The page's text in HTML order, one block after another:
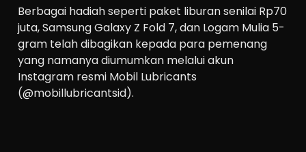
Berbagai hadiah seperti paket liburan senilai Rp70
juta, Samsung Galaxy Z Fold 7, dan Logam Mulia 5-
gram telah dibagikan kepada para pemenang
yang namanya diumumkan melalui akun
Instagram resmi Mobil Lubricants
(@mobillubricantsid).